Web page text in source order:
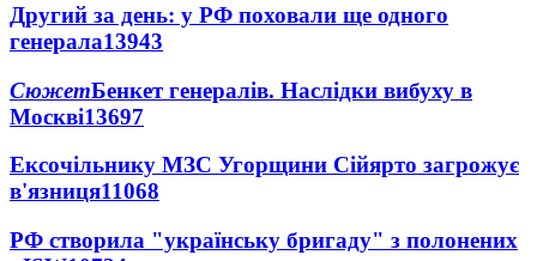
Другий за день: у РФ поховали ще одного
генерала13943
СюжетБенкет генералів. Наслідки вибуху в
Москві13697
Ексочільнику МЗС Угорщини Сійярто загрожує
в'язниця11068
РФ створила "українську бригаду" з полонених